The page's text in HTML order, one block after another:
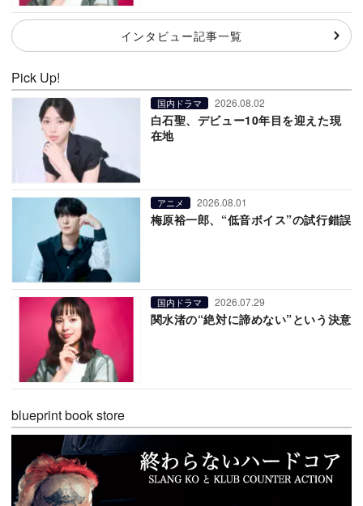
インタビュー記事一覧
Pick Up!
国内ドラマ 2026.08.02
白石聖、デビュー10年目を迎えた現
在地
アニメ 2026.08.01
梅原裕一郎、“低音ボイス”の試行錯誤
国内ドラマ 2026.07.29
関水渚の“絶対に諦めない”という決意
blueprint book store